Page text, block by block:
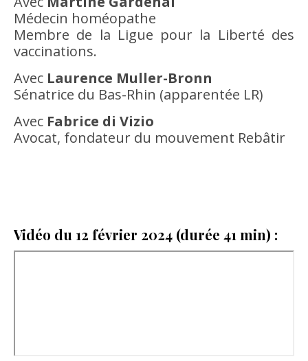
Médecin homéopathe
Membre de la Ligue pour la Liberté des
vaccinations.
Avec Laurence Muller-Bronn
Sénatrice du Bas-Rhin (apparentée LR)
Avec Fabrice di Vizio
Avocat, fondateur du mouvement Rebâtir
Vidéo du 12 février 2024 (durée 41 min) :